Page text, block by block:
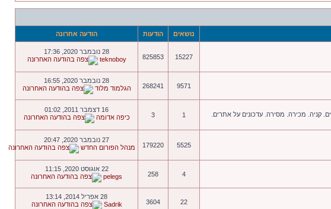
נושאים הודעות הודעה אחרונה
15227
825853
28 נובמבר 2020, 17:36
teknoboy
9571
268241
28 נובמבר 2020, 16:55
הגלמוד מלוד
קניה. מכירה. מסירה. עדכונים על אתרים.
1
3
16 דצמבר 2011, 01:02
כיפה אדומה
5525
179220
27 נובמבר 2020, 20:47
מנהל הפורום החדש
4
258
22 אוגוסט 2020, 11:15
pelegs
22
3604
28 אפריל 2014, 13:14
Sadrik